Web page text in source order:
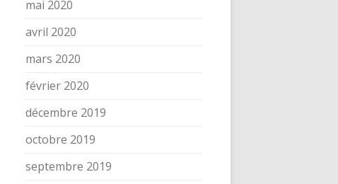
mai 2020
avril 2020
mars 2020
février 2020
décembre 2019
octobre 2019
septembre 2019